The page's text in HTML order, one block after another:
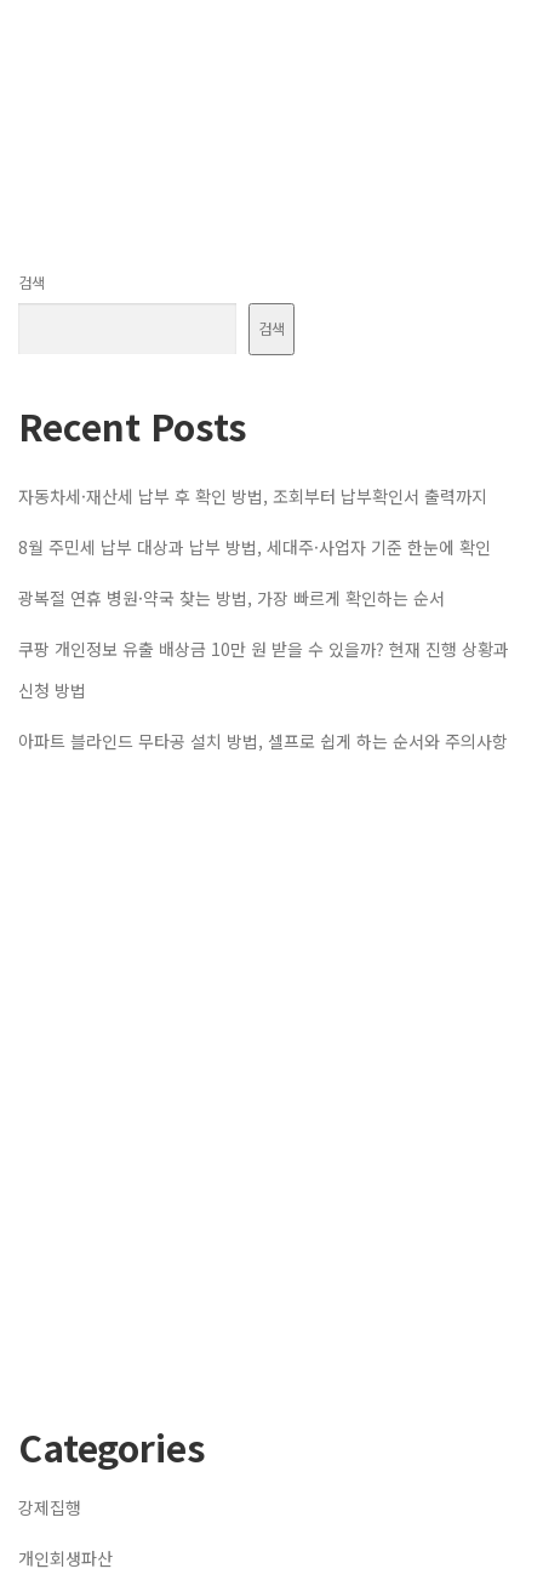
검색
검색
Recent Posts
자동차세·재산세 납부 후 확인 방법, 조회부터 납부확인서 출력까지
8월 주민세 납부 대상과 납부 방법, 세대주·사업자 기준 한눈에 확인
광복절 연휴 병원·약국 찾는 방법, 가장 빠르게 확인하는 순서
쿠팡 개인정보 유출 배상금 10만 원 받을 수 있을까? 현재 진행 상황과
신청 방법
아파트 블라인드 무타공 설치 방법, 셀프로 쉽게 하는 순서와 주의사항
Categories
강제집행
개인회생파산